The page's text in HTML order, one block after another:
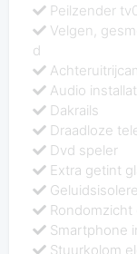
Peilzender
Velgen,
d
Audio
Dakrails
Draadloze
Dvd speler
Extra getint
Rondomzicht
Smartphone
Stuurkolom